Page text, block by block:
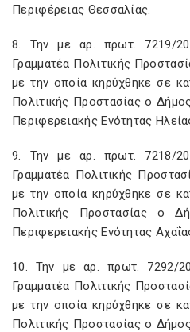
Περιφέρειας Θεσσαλίας.
8. Την με αρ. πρωτ. 7219/
Γραμματέα Πολιτικής
με την οποία κηρύχθηκε σε
Πολιτικής Προστασίας ο
Περιφερειακής Ενότητας
9. Την με αρ. πρωτ. 7218/
Γραμματέα Πολιτικής
με την οποία κηρύχθηκε σε
Πολιτικής Προστασίας ο
Περιφερειακής Ενότητας
10. Την με αρ. πρωτ. 7292/
Γραμματέα Πολιτικής
με την οποία κηρύχθηκε σε
Πολιτικής Προστασίας ο